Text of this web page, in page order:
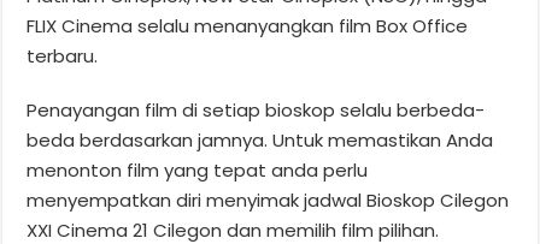
FLIX Cinema selalu menanyangkan film Box Office
terbaru.
Penayangan film di setiap bioskop selalu berbeda-
beda berdasarkan jamnya. Untuk memastikan Anda
menonton film yang tepat anda perlu
menyempatkan diri menyimak jadwal Bioskop Cilegon
XXI Cinema 21 Cilegon dan memilih film pilihan.